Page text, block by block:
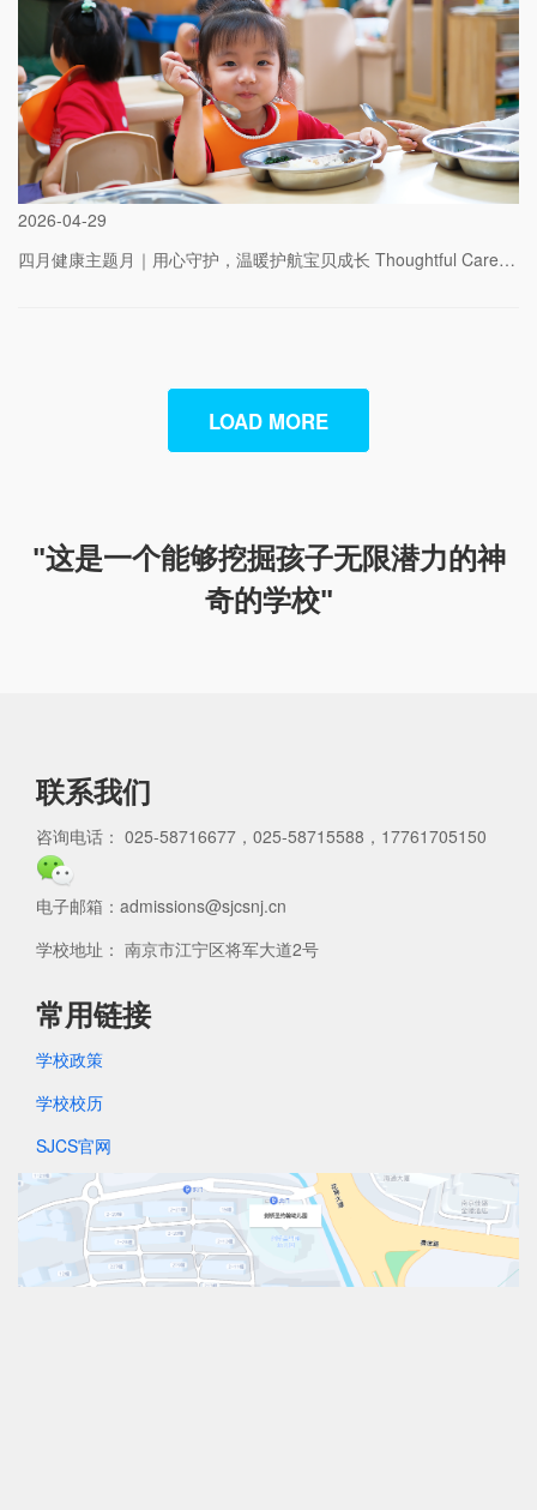
2026-04-29
四月健康主题月｜用心守护，温暖护航宝贝成长 Thoughtful Care, Growing with Warmth
"这是一个能够挖掘孩子无限潜力的神
奇的学校"
联系我们
咨询电话： 025-58716677，025-58715588，17761705150
电子邮箱：admissions@sjcsnj.cn
学校地址： 南京市江宁区将军大道2号
常用链接
学校政策
学校校历
SJCS官网